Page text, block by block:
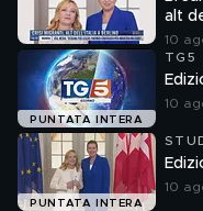
alt
10
PUNTATA INTERA
TG5
10
PUNTATA INTERA
10